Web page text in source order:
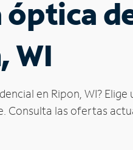
WI
en Ripon, WI?
Consulta las ofertas